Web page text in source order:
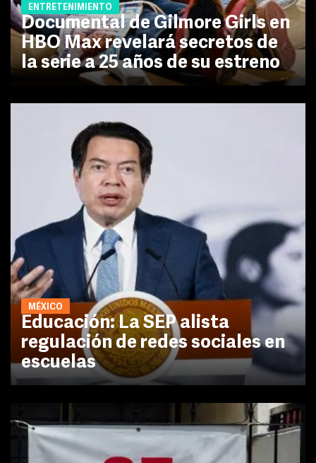
ENTRETENIMIENTO
Documental de Gilmore Girls en
HBO Max revelará secretos de
la serie a 25 años de su estreno
MÉXICO
Educación: La SEP alista
regulación de redes sociales en
escuelas